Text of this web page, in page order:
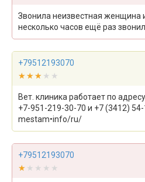
Звонила неизвестная женщина
несколько часов ещё раз
+79512193070
★★★★★
★★★★★
Вет. клиника работает по
+7-951-219-30-70 и +7 (3412) 54-
mestam•info/ru/
+79512193070
★★★★★
★★★★★